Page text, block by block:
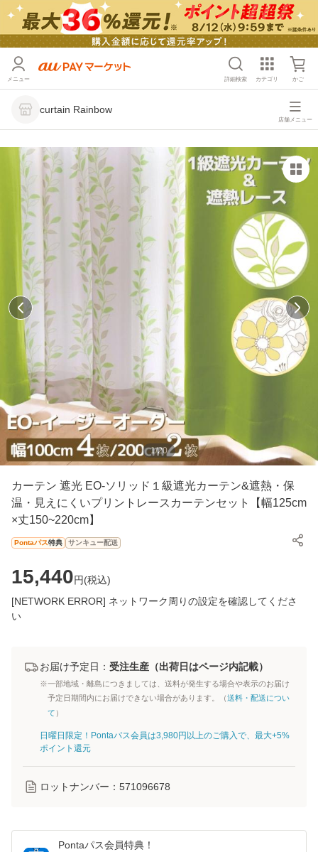
メニュー 詳細検索 カテゴリ かご
curtain Rainbow
店舗メニュー
1/20
カーテン 遮光 EO-ソリッド１級遮光カーテン&遮熱・保
温・見えにくいプリントレースカーテンセット【幅125cm
×丈150~220cm】
Pontaパス特典 サンキュー配送
15,440円(税込)
[NETWORK ERROR] ネットワーク周りの設定を確認してくださ
い
お届け予定日： 受注生産（出荷日はページ内記載）
※一部地域・離島につきましては、送料が発生する場合や表示のお届け
予定日期間内にお届けできない場合があります。（送料・配送につい
て ）
日曜日限定！Pontaパス会員は3,980円以上のご購入で、最大+5%
ポイント還元
ロットナンバー： 571096678
Pontaパス会員特典！